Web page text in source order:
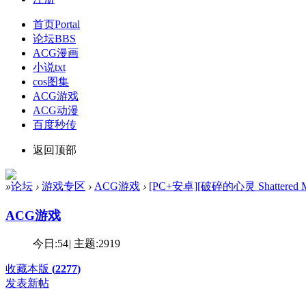
首页Portal
论坛BBS
ACG漫画
小说txt
cos图集
ACG游戏
ACG动漫
百度秒传
返回顶部
»论坛 › 游戏专区 › ACG游戏 › [PC+安卓][破碎的心灵 Shattered
ACG游戏
今日:54| 主题:2919
收藏本版 (2277)
发表新帖